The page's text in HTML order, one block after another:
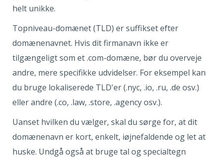
helt unikke.
Topniveau-domænet (TLD) er suffikset efter
domænenavnet. Hvis dit firmanavn ikke er
tilgængeligt som et .com-domæne, bør du overveje
andre, mere specifikke udvidelser. For eksempel kan
du bruge lokaliserede TLD'er (.nyc, .io, .ru, .de osv.)
eller andre (.co, .law, .store, .agency osv.).
Uanset hvilken du vælger, skal du sørge for, at dit
domænenavn er kort, enkelt, iøjnefaldende og let at
huske. Undgå også at bruge tal og specialtegn